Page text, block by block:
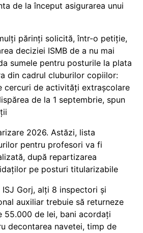
de la început asigurarea unui
părinți solicită, într-o petiție,
deciziei ISMB de a nu mai
sumele pentru posturile la plata
din cadrul cluburilor copiilor:
cercuri de activități extrașcolare
de la 1 septembrie, spun
2026. Astăzi, lista
pentru profesori va fi
după repartizarea
pe posturi titularizabile
ISJ Gorj, alți 8 inspectori și
auxiliar trebuie să returneze
55.000 de lei, bani acordați
decontarea navetei, timp de